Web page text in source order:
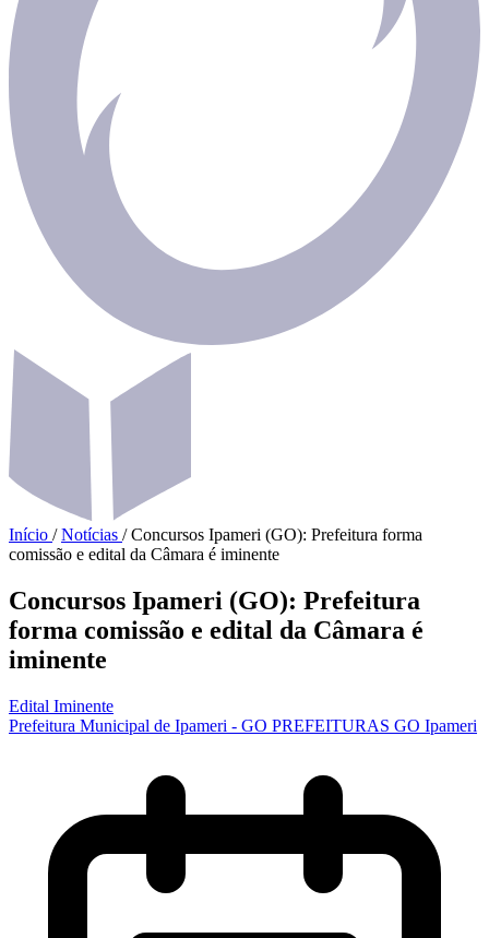
Início / Notícias / Concursos Ipameri (GO): Prefeitura forma
comissão e edital da Câmara é iminente
Concursos Ipameri (GO): Prefeitura
forma comissão e edital da Câmara é
iminente
Edital Iminente
Prefeitura Municipal de Ipameri - GO PREFEITURAS GO Ipameri